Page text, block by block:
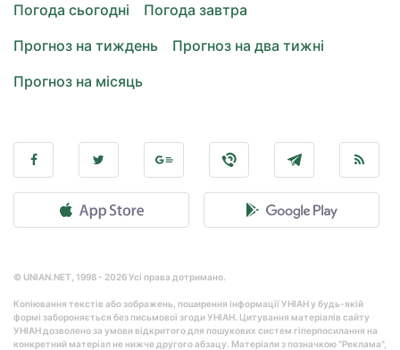
Погода сьогодні
Погода завтра
Прогноз на тиждень
Прогноз на два тижні
Прогноз на місяць
© UNIAN.NET, 1998 - 2026 Усі права дотримано.
Копіювання текстів або зображень, поширення інформації УНІАН у будь-якій
формі забороняється без письмової згоди УНІАН. Цитування матеріалів сайту
УНІАН дозволено за умови відкритого для пошукових систем гіперпосилання на
конкретний матеріал не нижче другого абзацу. Матеріали з позначкою "Реклама",